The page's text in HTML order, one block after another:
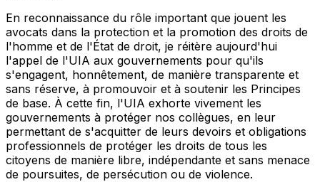
En reconnaissance du rôle important que jouent les
avocats dans la protection et la promotion des droits de
l'homme et de l'État de droit, je réitère aujourd'hui
l'appel de l'UIA aux gouvernements pour qu'ils
s'engagent, honnêtement, de manière transparente et
sans réserve, à promouvoir et à soutenir les Principes
de base. À cette fin, l'UIA exhorte vivement les
gouvernements à protéger nos collègues, en leur
permettant de s'acquitter de leurs devoirs et obligations
professionnels de protéger les droits de tous les
citoyens de manière libre, indépendante et sans menace
de poursuites, de persécution ou de violence.